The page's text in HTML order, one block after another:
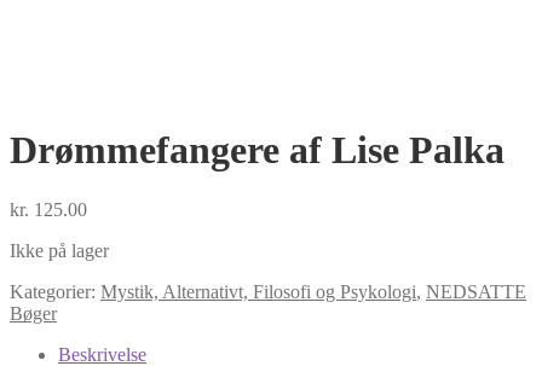
Drømmefangere af Lise Palka
kr. 125.00
Ikke på lager
Kategorier: Mystik, Alternativt, Filosofi og Psykologi, NEDSATTE
Bøger
Beskrivelse